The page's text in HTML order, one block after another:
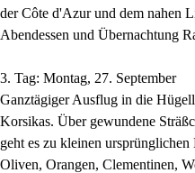
der Côte d'Azur und dem nahen
Abendessen und Übernachtung
3. Tag: Montag, 27. September
Ganztägiger Ausflug in die
Korsikas. Über gewundene
geht es zu kleinen
Oliven, Orangen, Clementinen,